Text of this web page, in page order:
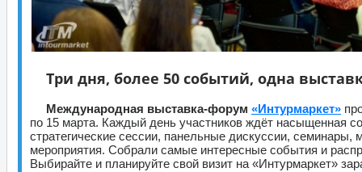
Три дня, более 50 событий, одна
Международная выставка-форум «Интурмаркет»
по 15 марта. Каждый день участников ждёт насыщенная
стратегические сессии, панельные дискуссии, семинары,
мероприятия. Собрали самые интересные события и
Выбирайте и планируйте свой визит на «Интурмаркет»